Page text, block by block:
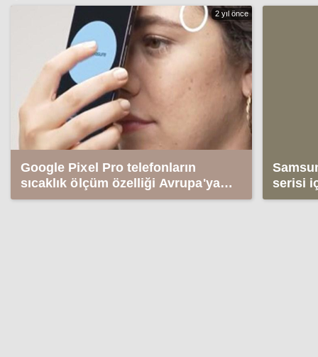
2 yıl önce
Google Pixel Pro telefonların
sıcaklık ölçüm özelliği Avrupa'ya
geliyor
serisi